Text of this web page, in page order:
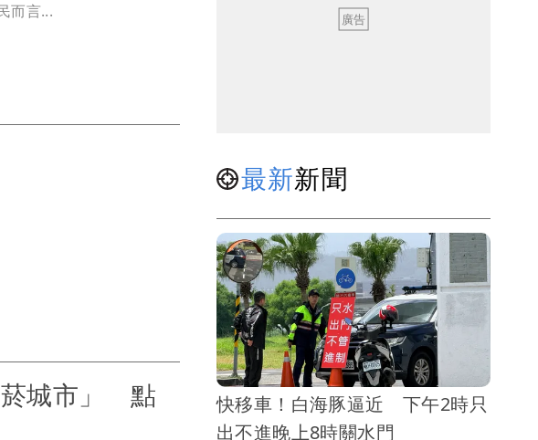
而言...
菸城市」 點
最新新聞
快移車！白海豚逼近 下午2時只
出不進晚上8時關水門